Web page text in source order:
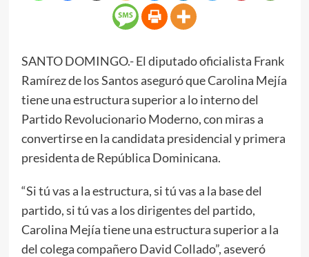
SANTO DOMINGO.- El diputado oficialista Frank
Ramírez de los Santos aseguró que Carolina Mejía
tiene una estructura superior a lo interno del
Partido Revolucionario Moderno, con miras a
convertirse en la candidata presidencial y primera
presidenta de República Dominicana.
“Si tú vas a la estructura, si tú vas a la base del
partido, si tú vas a los dirigentes del partido,
Carolina Mejía tiene una estructura superior a la
del colega compañero David Collado”, aseveró